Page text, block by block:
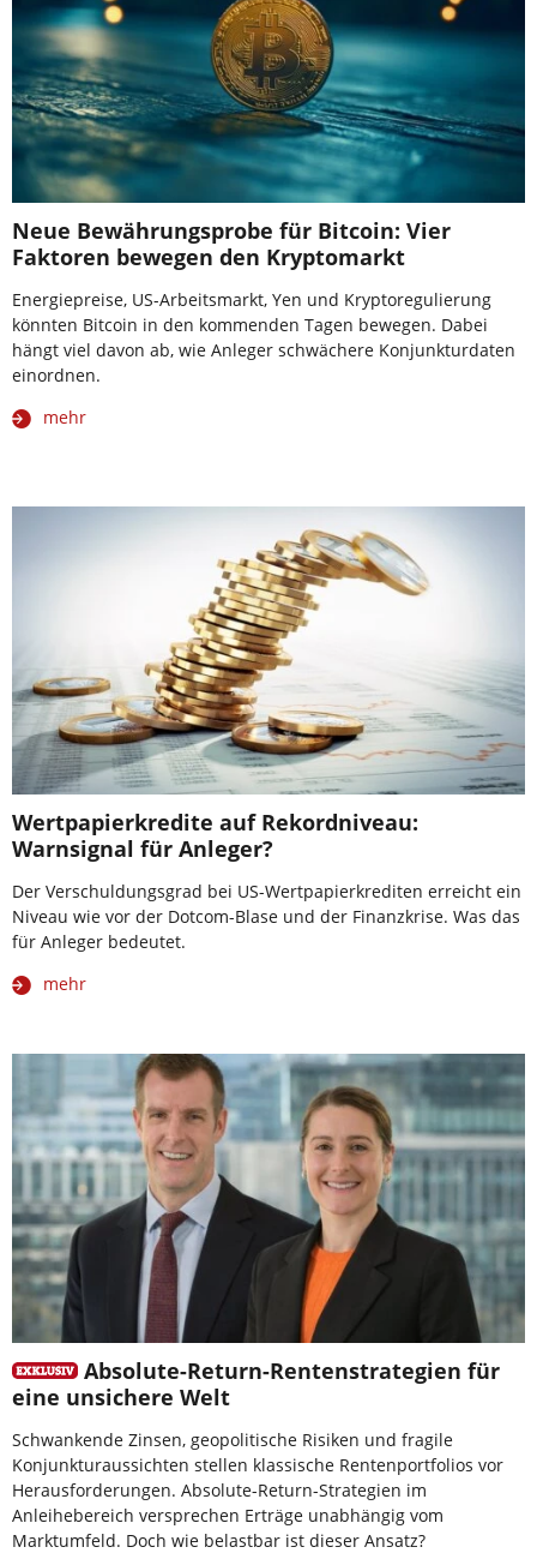
Neue Bewährungsprobe für Bitcoin: Vier
Faktoren bewegen den Kryptomarkt
Energiepreise, US-Arbeitsmarkt, Yen und Kryptoregulierung
könnten Bitcoin in den kommenden Tagen bewegen. Dabei
hängt viel davon ab, wie Anleger schwächere Konjunkturdaten
einordnen.
mehr
Wertpapierkredite auf Rekordniveau:
Warnsignal für Anleger?
Der Verschuldungsgrad bei US-Wertpapierkrediten erreicht ein
Niveau wie vor der Dotcom-Blase und der Finanzkrise. Was das
für Anleger bedeutet.
mehr
Absolute-Return-Rentenstrategien für
eine unsichere Welt
Schwankende Zinsen, geopolitische Risiken und fragile
Konjunkturaussichten stellen klassische Rentenportfolios vor
Herausforderungen. Absolute-Return-Strategien im
Anleihebereich versprechen Erträge unabhängig vom
Marktumfeld. Doch wie belastbar ist dieser Ansatz?